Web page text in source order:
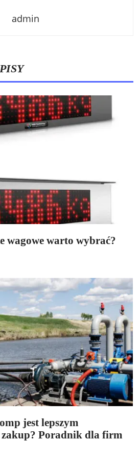
admin
wagowe warto wybrać?
jest lepszym
Poradnik dla firm